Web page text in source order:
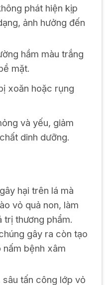
phát hiện kịp
ảnh hưởng đến
hầm màu trắng
mặt.
xoăn hoặc rụng
và yếu, giảm
dinh dưỡng.
hại trên lá mà
vỏ quả non, làm
trị thương phẩm.
gây ra còn tạo
nấm bệnh xâm
tấn công lớp vỏ